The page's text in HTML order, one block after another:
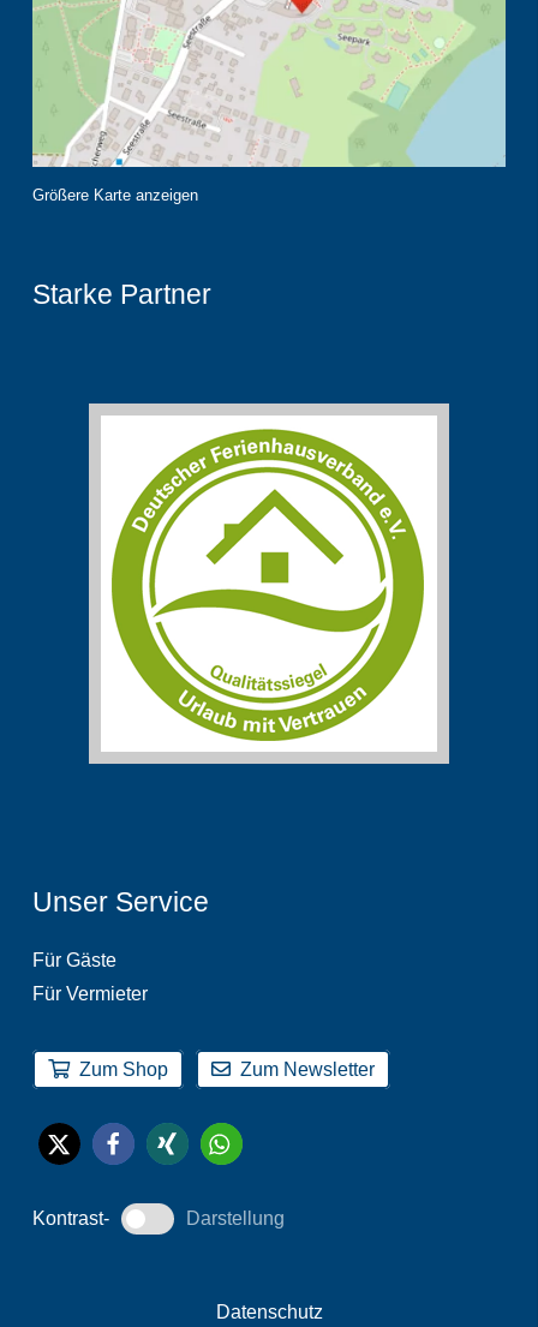
Größere Karte anzeigen
Starke Partner
Unser Service
Für Gäste
Für Vermieter
Zum Shop Zum Newsletter
Kontrast- Darstellung
Datenschutz